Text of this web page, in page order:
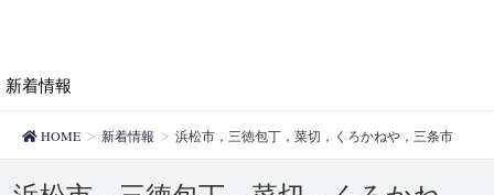
新着情報
HOME 新着情報 浜松市，三徳包丁，菜切，くろかねや，三条市